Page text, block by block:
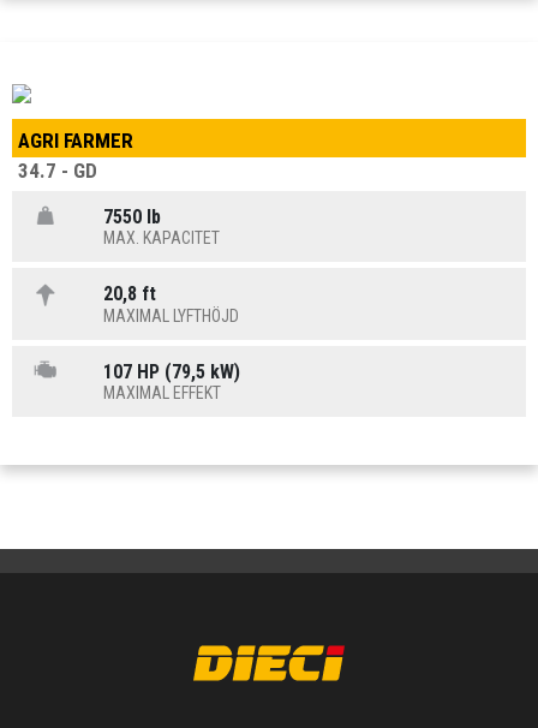
AGRI FARMER
34.7 - GD
7550 lb
MAX. KAPACITET
20,8 ft
MAXIMAL LYFTHÖJD
107 HP (79,5 kW)
MAXIMAL EFFEKT